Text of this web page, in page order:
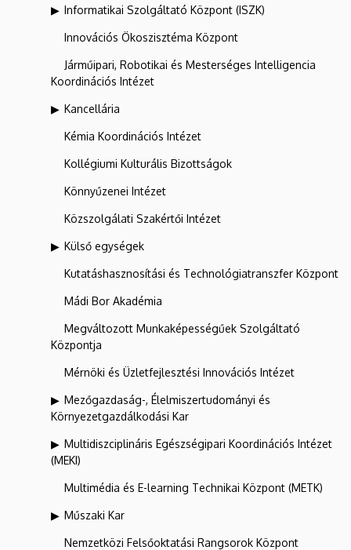
Informatikai Szolgáltató Központ (ISZK)
Innovációs Ökoszisztéma Központ
Járműipari, Robotikai és Mesterséges Intelligencia
Koordinációs Intézet
Kancellária
Kémia Koordinációs Intézet
Kollégiumi Kulturális Bizottságok
Könnyűzenei Intézet
Közszolgálati Szakértői Intézet
Külső egységek
Kutatáshasznosítási és Technológiatranszfer Központ
Mádi Bor Akadémia
Megváltozott Munkaképességűek Szolgáltató
Központja
Mérnöki és Üzletfejlesztési Innovációs Intézet
Mezőgazdaság-, Élelmiszertudományi és
Környezetgazdálkodási Kar
Multidiszciplináris Egészségipari Koordinációs Intézet
(MEKI)
Multimédia és E-learning Technikai Központ (METK)
Műszaki Kar
Nemzetközi Felsőoktatási Rangsorok Központ